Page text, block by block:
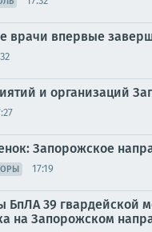
врачи впервые
и организаций
Запорожское
17:19
БпЛА 39 гвардейской
на Запорожском